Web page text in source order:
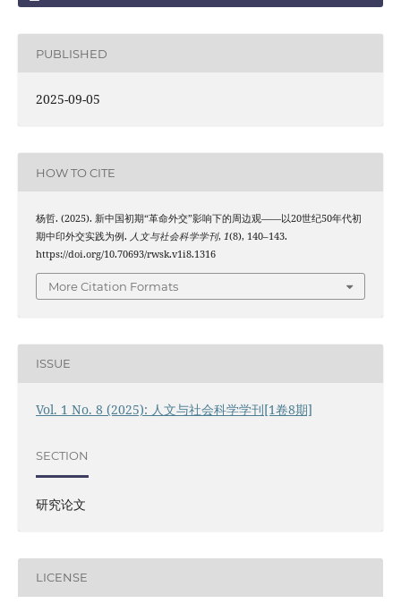
PUBLISHED
2025-09-05
HOW TO CITE
杨哲. (2025). 新中国初期“革命外交”影响下的周边观——以20世纪50年代初
期中印外交实践为例. 人文与社会科学学刊, 1(8), 140–143.
https://doi.org/10.70693/rwsk.v1i8.1316
More Citation Formats
ISSUE
Vol. 1 No. 8 (2025): 人文与社会科学学刊[1卷8期]
SECTION
研究论文
LICENSE